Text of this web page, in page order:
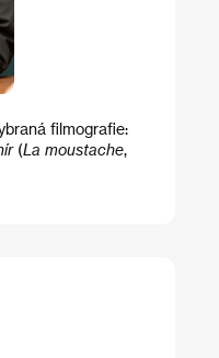
filmografie:
(La moustache,